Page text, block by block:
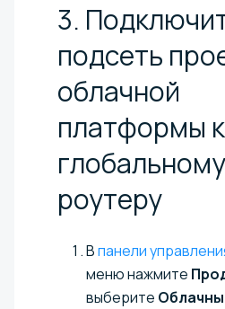
3.
подсеть
облачной
платформы к
глобальному
роутеру
Впанели
меню нажмите
выберите